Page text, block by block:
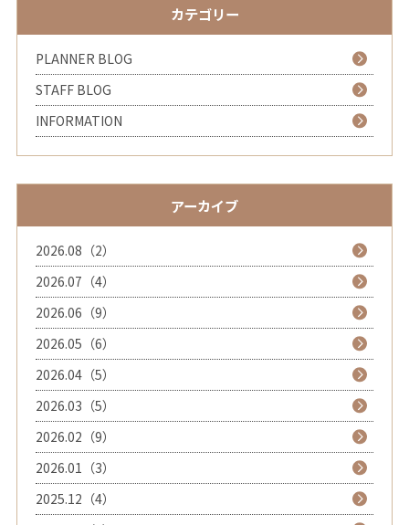
カテゴリー
PLANNER BLOG
STAFF BLOG
INFORMATION
アーカイブ
2026.08（2）
2026.07（4）
2026.06（9）
2026.05（6）
2026.04（5）
2026.03（5）
2026.02（9）
2026.01（3）
2025.12（4）